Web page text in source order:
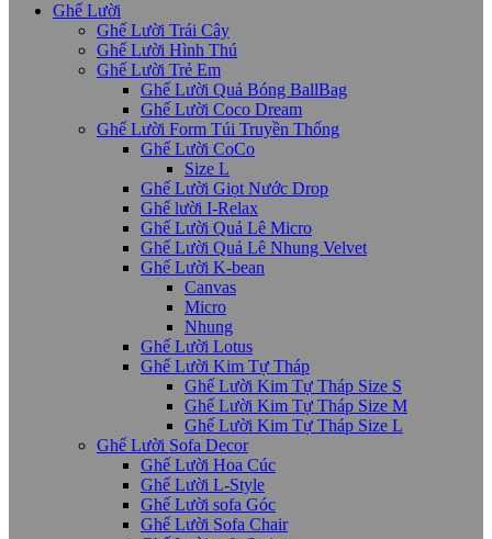
Ghế Lười
Ghế Lười Trái Cây
Ghế Lười Hình Thú
Ghế Lười Trẻ Em
Ghế Lười Quả Bóng BallBag
Ghế Lười Coco Dream
Ghế Lười Form Túi Truyền Thống
Ghế Lười CoCo
Size L
Ghế Lười Giọt Nước Drop
Ghế lười I-Relax
Ghế Lười Quả Lê Micro
Ghế Lười Quả Lê Nhung Velvet
Ghế Lười K-bean
Canvas
Micro
Nhung
Ghế Lười Lotus
Ghế Lười Kim Tự Tháp
Ghế Lười Kim Tự Tháp Size S
Ghế Lười Kim Tự Tháp Size M
Ghế Lười Kim Tự Tháp Size L
Ghế Lười Sofa Decor
Ghế Lười Hoa Cúc
Ghế Lười L-Style
Ghế Lười sofa Góc
Ghế Lười Sofa Chair